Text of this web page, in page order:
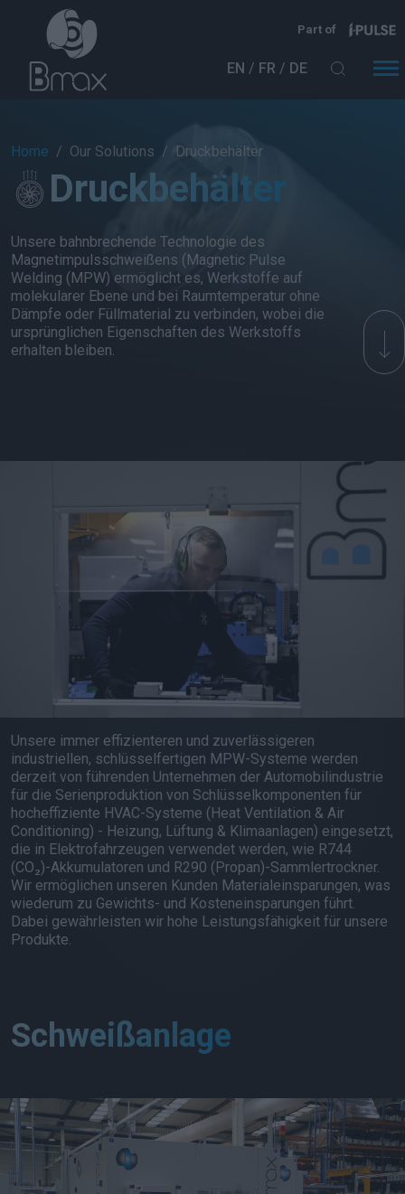
Direkt zum Inhalt
Part of
EN FR DE
Breadcrumb
Home Our Solutions Druckbehälter
Druckbehälter
Unsere bahnbrechende Technologie des
Magnetimpulsschweißens (Magnetic Pulse
Welding (MPW) ermöglicht es, Werkstoffe auf
molekularer Ebene und bei Raumtemperatur ohne
Dämpfe oder Füllmaterial zu verbinden, wobei die
ursprünglichen Eigenschaften des Werkstoffs
erhalten bleiben.
Unsere immer effizienteren und zuverlässigeren
industriellen, schlüsselfertigen MPW-Systeme werden
derzeit von führenden Unternehmen der Automobilindustrie
für die Serienproduktion von Schlüsselkomponenten für
hocheffiziente HVAC-Systeme (Heat Ventilation & Air
Conditioning) - Heizung, Lüftung & Klimaanlagen) eingesetzt,
die in Elektrofahrzeugen verwendet werden, wie R744
(CO₂)-Akkumulatoren und R290 (Propan)-Sammlertrockner.
Wir ermöglichen unseren Kunden Materialeinsparungen, was
wiederum zu Gewichts- und Kosteneinsparungen führt.
Dabei gewährleisten wir hohe Leistungsfähigkeit für unsere
Produkte.
Schweißanlage